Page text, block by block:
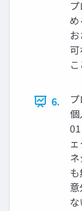
6.